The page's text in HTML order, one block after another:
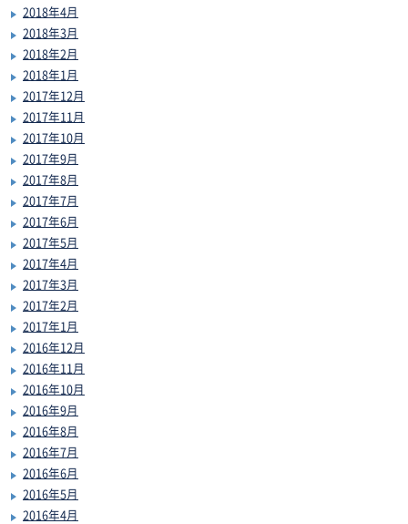
2018年4月
2018年3月
2018年2月
2018年1月
2017年12月
2017年11月
2017年10月
2017年9月
2017年8月
2017年7月
2017年6月
2017年5月
2017年4月
2017年3月
2017年2月
2017年1月
2016年12月
2016年11月
2016年10月
2016年9月
2016年8月
2016年7月
2016年6月
2016年5月
2016年4月